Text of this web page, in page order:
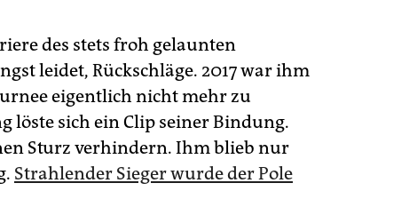
des stets froh gelaunten
leidet, Rückschläge. 2017 war ihm
eigentlich nicht mehr zu
löste sich ein Clip seiner Bindung.
Sturz verhindern. Ihm blieb nur
Strahlender Sieger wurde der Pole